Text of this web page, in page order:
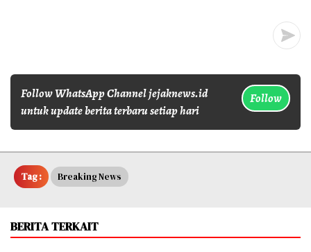
Follow WhatsApp Channel jejaknews.id
untuk update berita terbaru setiap hari
Follow
Tag : Breaking News
BERITA TERKAIT